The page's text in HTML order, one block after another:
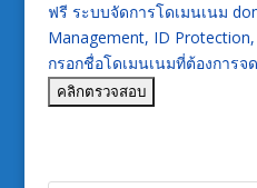
ฟรี ระบบจัดการโดเมนเนม
Management, ID
กรอกชื่อโดเมนเนมที่ต้องการจ